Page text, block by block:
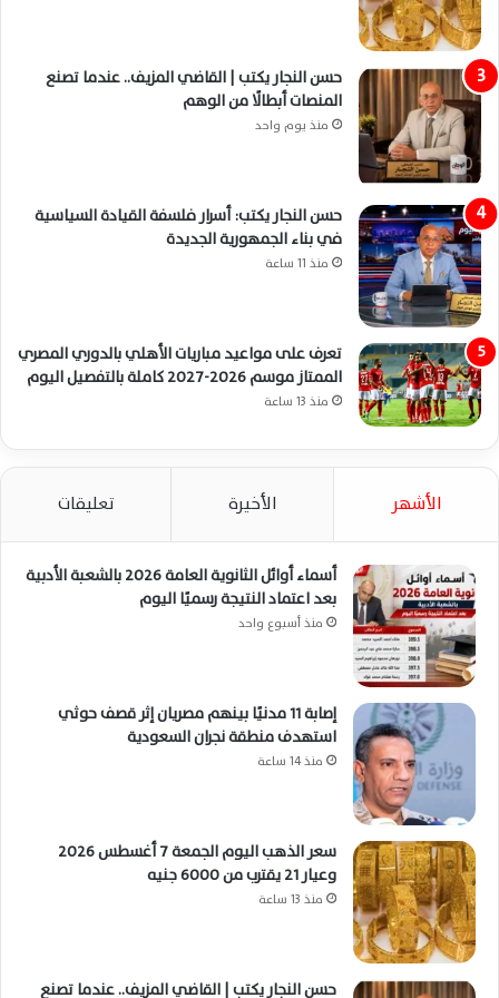
حسن النجار يكتب | القاضي المزيف.. عندما تصنع
المنصات أبطالًا من الوهم
منذ يوم واحد
حسن النجار يكتب: أسرار فلسفة القيادة السياسية
في بناء الجمهورية الجديدة
منذ 11 ساعة
تعرف على مواعيد مباريات الأهلي بالدوري المصري
الممتاز موسم 2026-2027 كاملة بالتفصيل اليوم
منذ 13 ساعة
الأشهر الأخيرة تعليقات
أسماء أوائل الثانوية العامة 2026 بالشعبة الأدبية
بعد اعتماد النتيجة رسميًا اليوم
منذ أسبوع واحد
إصابة 11 مدنيًا بينهم مصريان إثر قصف حوثي
استهدف منطقة نجران السعودية
منذ 14 ساعة
سعر الذهب اليوم الجمعة 7 أغسطس 2026
وعيار 21 يقترب من 6000 جنيه
منذ 13 ساعة
حسن النجار يكتب | القاضي المزيف.. عندما تصنع